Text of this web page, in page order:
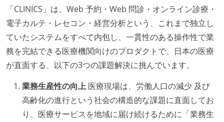
「CLINICS」は、Web 予約・Web 問診・オンライン診療・
電子カルテ・レセコン・経営分析という、これまで独立し
ていたシステムをすべて内包し、一貫性のある操作性で業
務を完結できる医療機関向けのプロダクトで、日本の医療
が直面する、以下の3つの課題解決に挑んでいます。
業務生産性の向上 医療現場は、労働人口の減少 及び
高齢化の進行という社会の構造的な課題に直面してお
り、医療サービスを地域に届け続けるために「業務生